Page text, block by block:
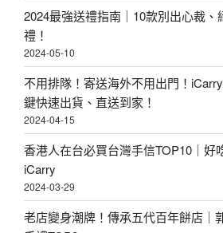
2024最強送禮指南｜10款別出心裁
禮！
2024-05-10
不用排隊！寄送海外不用出門！
鍵快速出貨、直送到家！
2024-04-15
香港人在台必買台灣手信TOP10｜好
iCarry
2024-03-29
老店變身潮牌！傳承五代百年餅店｜